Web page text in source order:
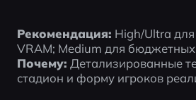
Рекомендация: High/Ultra
VRAM; Medium для
Почему: Детализированные
стадион и форму игроков